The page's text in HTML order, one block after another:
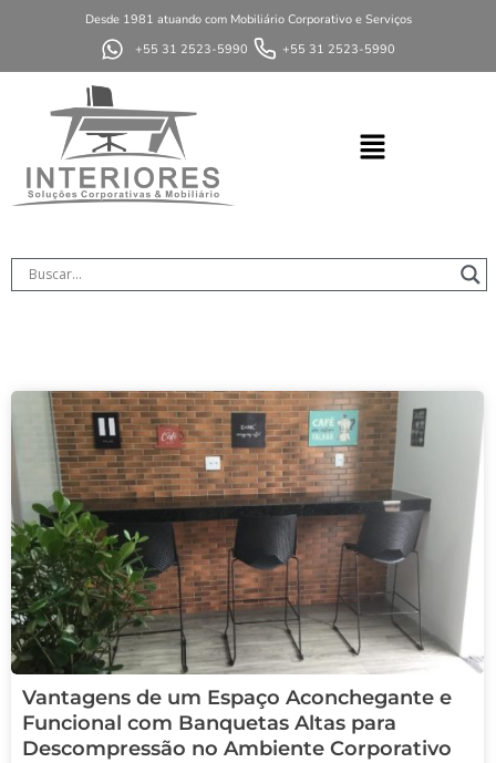
Desde 1981 atuando com Mobiliário Corporativo e Serviços
+55 31 2523-5990
+55 31 2523-5990
Vantagens de um Espaço Aconchegante e
Funcional com Banquetas Altas para
Descompressão no Ambiente Corporativo